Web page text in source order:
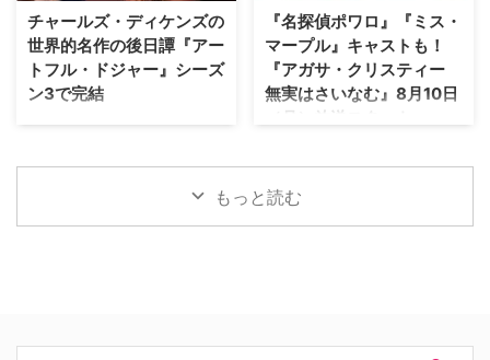
マ 『Trauma』は、テロリストが
ロンドンの病院を占拠し、手術中
の首相を人質に取るところからス
タート。元英国海兵隊の衛生兵
で、現在は救急外来の医師である
め、病院内を徐々に制圧してい
の被害者たちが、「極めて不快な
サプライズ」に晒され続けている
というのだ。 実話事件を無断で
ドラマ化？ 1990年にNBCの旗艦
番組『LAW & ORDER』の脚本家
ORDER クリミナル・インテン
チャールズ・ディケンズの
世界的名作の後日譚『アー
トフル・ドジャー』シーズ
ン3で完結
Disney+（ディズニープラス）で
のオリジナル作品『アートフル・
ドジャー』が、シーズン3へ更新
されることが決定した。なお、同
シーズンが作品のファイナルシー
『名探偵ポワロ』『ミス・
マープル』キャストも！
『アガサ・クリスティー
無実はさいなむ』8月10日
（月）放送スタート
クリスティーによる小説をもとに
した『アガサ・クリスティー 無
実はさいなむ』が、NHK BSプレ
邦題で映画が作られたことも。そ
もっと読む